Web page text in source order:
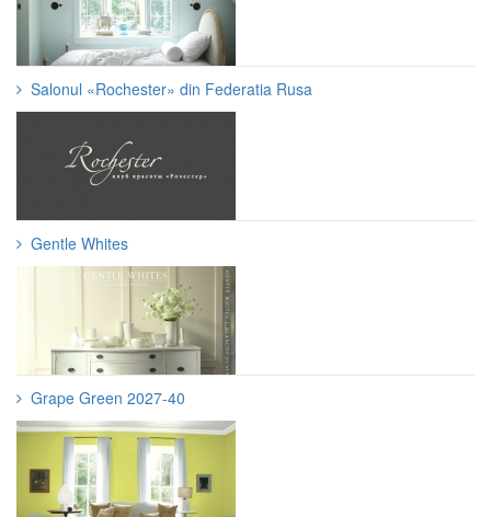
Salonul «Rochester» din Federatia Rusa
Gentle Whites
Grape Green 2027-40